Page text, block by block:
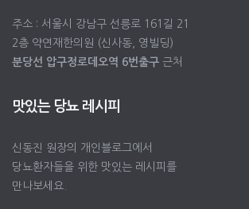
주소 : 서울시 강남구 선릉로 161길 21
2층 약연재한의원 (신사동, 영빌딩)
분당선 압구정로데오역 6번출구 근처
맛있는 당뇨 레시피
신동진 원장의 개인블로그에서
당뇨환자들을 위한 맛있는 레시피를
만나보세요.